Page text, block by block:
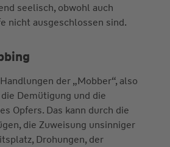
seelisch, obwohl auch
nicht ausgeschlossen sind.
der „Mobber“, also
Demütigung und die
Opfers. Das kann durch die
die Zuweisung unsinniger
Drohungen, der